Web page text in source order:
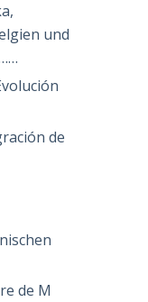
und
de
de M